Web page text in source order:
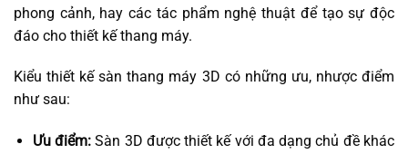
phong cảnh, hay các tác phẩm nghệ thuật để tạo sự độc
đáo cho thiết kế thang máy.
Kiểu thiết kế sàn thang máy 3D có những ưu, nhược điểm
như sau:
Ưu điểm:Sàn 3D được thiết kế với đa dạng chủ đề khác